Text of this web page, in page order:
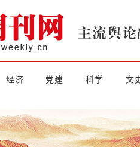
经济 党建 科学 文